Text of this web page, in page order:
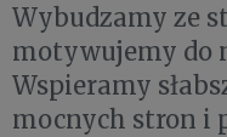
Wybudzamy ze
motywujemy do
Wspieramy
mocnych stron i